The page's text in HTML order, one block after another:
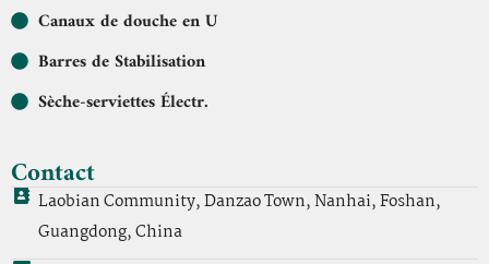
Canaux de douche en U
Barres de Stabilisation
Sèche-serviettes Électr.
Contact
Laobian Community, Danzao Town, Nanhai, Foshan,
Guangdong, China